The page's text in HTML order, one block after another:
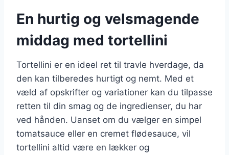
En hurtig og velsmagende
middag med tortellini
Tortellini er en ideel ret til travle hverdage, da
den kan tilberedes hurtigt og nemt. Med et
væld af opskrifter og variationer kan du tilpasse
retten til din smag og de ingredienser, du har
ved hånden. Uanset om du vælger en simpel
tomatsauce eller en cremet flødesauce, vil
tortellini altid være en lækker og